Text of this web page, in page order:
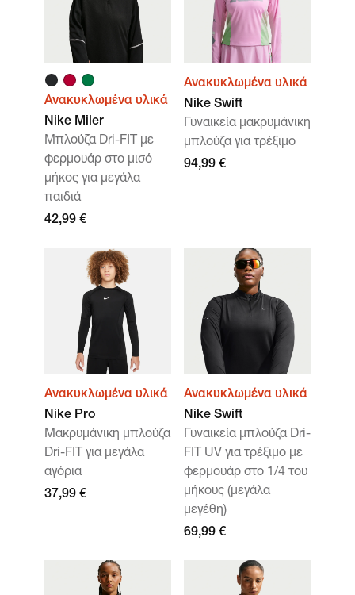
Ανακυκλωμένα υλικά
Nike Miler
Μπλούζα Dri-FIT με
φερμουάρ στο μισό
μήκος για μεγάλα
παιδιά
42,99 €
Ανακυκλωμένα υλικά
Nike Swift
Γυναικεία μακρυμάνικη
μπλούζα για τρέξιμο
94,99 €
Ανακυκλωμένα υλικά
Nike Pro
Μακρυμάνικη μπλούζα
Dri-FIT για μεγάλα
αγόρια
37,99 €
Ανακυκλωμένα υλικά
Nike Swift
Γυναικεία μπλούζα Dri-
FIT UV για τρέξιμο με
φερμουάρ στο 1/4 του
μήκους (μεγάλα
μεγέθη)
69,99 €